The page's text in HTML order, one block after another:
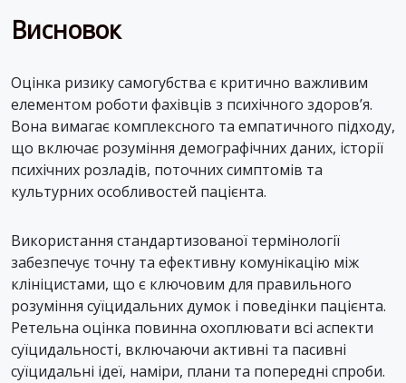
Висновок
Оцінка ризику самогубства є критично важливим
елементом роботи фахівців з психічного здоров’я.
Вона вимагає комплексного та емпатичного підходу,
що включає розуміння демографічних даних, історії
психічних розладів, поточних симптомів та
культурних особливостей пацієнта.
Використання стандартизованої термінології
забезпечує точну та ефективну комунікацію між
клініцистами, що є ключовим для правильного
розуміння суїцидальних думок і поведінки пацієнта.
Ретельна оцінка повинна охоплювати всі аспекти
суїцидальності, включаючи активні та пасивні
суїцидальні ідеї, наміри, плани та попередні спроби.